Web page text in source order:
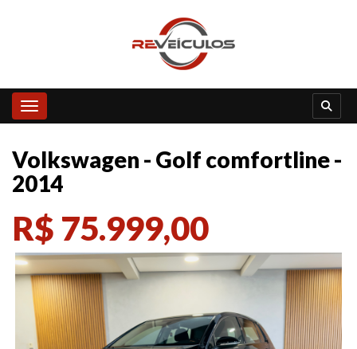
Toggle navigation
Volkswagen - Golf comfortline -
2014
R$ 75.999,00